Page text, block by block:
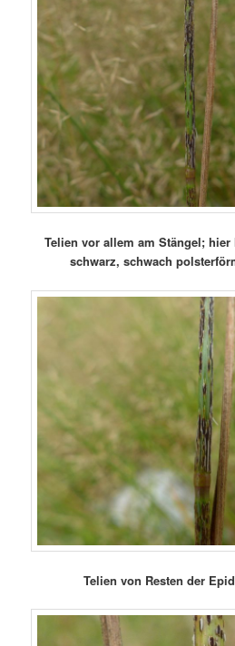
Telien vor allem am Stängel;
schwarz, schwach
Telien von Resten der